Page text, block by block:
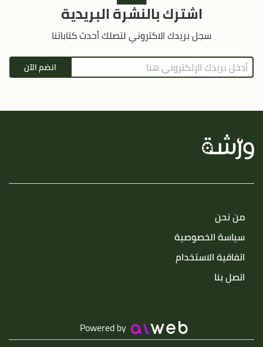
اشترك بالنشرة البريدية
سجل بريدك الاكتروني لتصلك أحدث كتاباتنا
انضم الآن
من نحن
سياسة الخصوصية
اتفاقية الاستخدام
اتصل بنا
Powered by